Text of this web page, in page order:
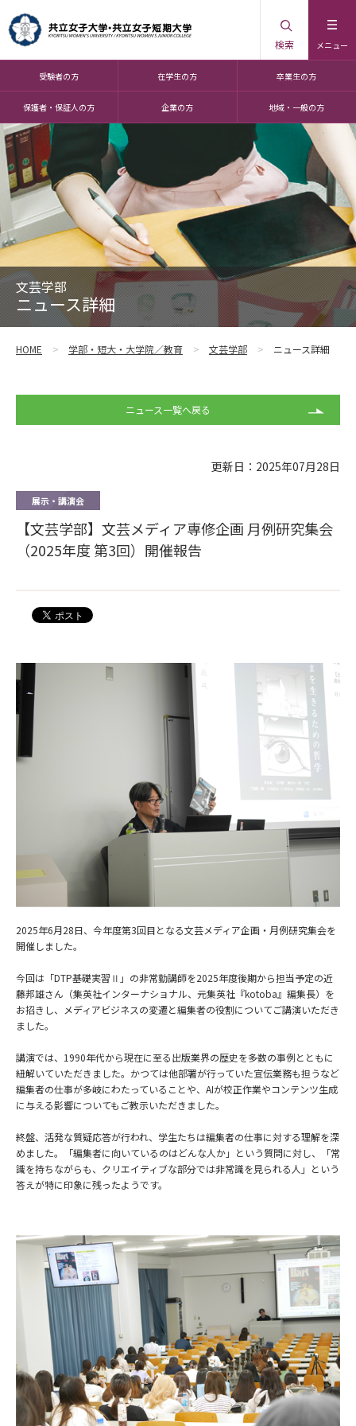
メニュー
検索
受験者の方 在学生の方 卒業生の方
保護者・保証人の方 企業の方 地域・一般の方
文芸学部
ニュース詳細
HOME 学部・短大・大学院／教育 文芸学部 ニュース詳細
ニュース一覧へ戻る
更新日：2025年07月28日
展示・講演会
【文芸学部】文芸メディア専修企画 月例研究集会
（2025年度 第3回）開催報告
2025年6月28日、今年度第3回目となる文芸メディア企画・月例研究集会を
開催しました。
今回は「DTP基礎実習Ⅱ」の非常勤講師を2025年度後期から担当予定の近
藤邦雄さん（集英社インターナショナル、元集英社『kotoba』編集長）を
お招きし、メディアビジネスの変遷と編集者の役割についてご講演いただき
ました。
講演では、1990年代から現在に至る出版業界の歴史を多数の事例とともに
紐解いていただきました。かつては他部署が行っていた宣伝業務も担うなど
編集者の仕事が多岐にわたっていることや、AIが校正作業やコンテンツ生成
に与える影響についてもご教示いただきました。
終盤、活発な質疑応答が行われ、学生たちは編集者の仕事に対する理解を深
めました。「編集者に向いているのはどんな人か」という質問に対し、「常
識を持ちながらも、クリエイティブな部分では非常識を見られる人」という
答えが特に印象に残ったようです。